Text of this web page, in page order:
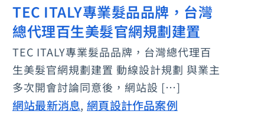
TEC ITALY專業髮品品牌，台灣
總代理百生美髮官網規劃建置
TEC ITALY專業髮品品牌，台灣總代理百
生美髮官網規劃建置 動線設計規劃 與業主
多次開會討論同意後，網站設 […]
網站最新消息, 網頁設計作品案例
TEC
ITALY
專
業
髮
品